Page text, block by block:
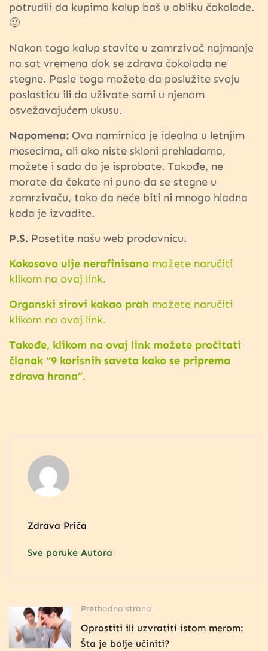
potrudili da kupimo kalup baš u obliku čokolade.
🙂
Nakon toga kalup stavite u zamrzivač najmanje
na sat vremena dok se zdrava čokolada ne
stegne. Posle toga možete da poslužite svoju
poslasticu ili da uživate sami u njenom
osvežavajućem ukusu.
Napomena: Ova namirnica je idealna u letnjim
mesecima, ali ako niste skloni prehladama,
možete i sada da je isprobate. Takođe, ne
morate da čekate ni puno da se stegne u
zamrzivaču, tako da neće biti ni mnogo hladna
kada je izvadite.
P.S. Posetite našu web prodavnicu.
Kokosovo ulje nerafinisano možete naručiti
klikom na ovaj link.
Organski sirovi kakao prah možete naručiti
klikom na ovaj link.
Takođe, klikom na ovaj link možete pročitati
članak “9 korisnih saveta kako se priprema
zdrava hrana”.
Zdrava Priča
Sve poruke Autora
Prethodna strana
Oprostiti ili uzvratiti istom merom:
Šta je bolje učiniti?